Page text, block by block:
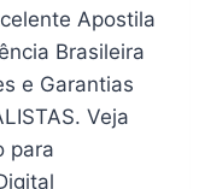
Apostila
Brasileira
e Garantias
Veja
para